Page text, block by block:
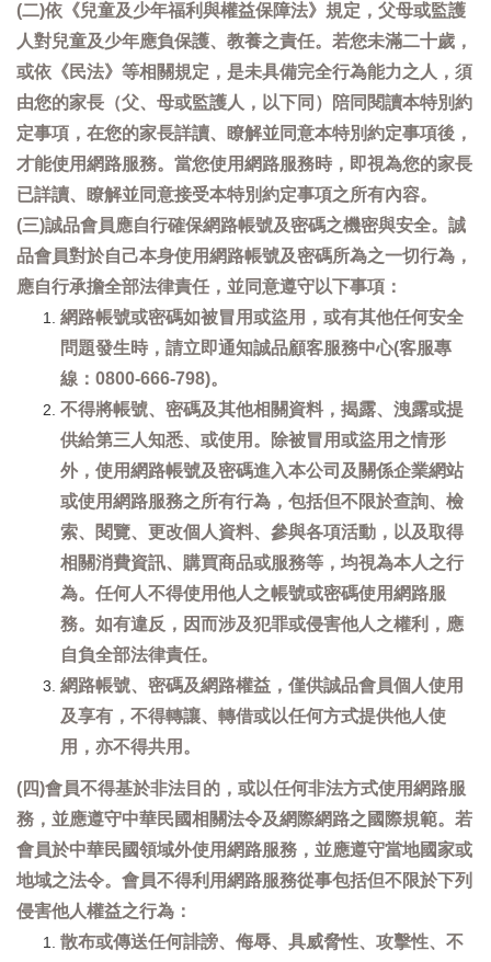
(二)依《兒童及少年福利與權益保障法》規定，父母或監護
人對兒童及少年應負保護、教養之責任。若您未滿二十歲，
或依《民法》等相關規定，是未具備完全行為能力之人，須
由您的家長（父、母或監護人，以下同）陪同閱讀本特別約
定事項，在您的家長詳讀、瞭解並同意本特別約定事項後，
才能使用網路服務。當您使用網路服務時，即視為您的家長
已詳讀、瞭解並同意接受本特別約定事項之所有內容。
(三)誠品會員應自行確保網路帳號及密碼之機密與安全。誠
品會員對於自己本身使用網路帳號及密碼所為之一切行為，
應自行承擔全部法律責任，並同意遵守以下事項：
網路帳號或密碼如被冒用或盜用，或有其他任何安全
問題發生時，請立即通知誠品顧客服務中心(客服專
線：0800-666-798)。
不得將帳號、密碼及其他相關資料，揭露、洩露或提
供給第三人知悉、或使用。除被冒用或盜用之情形
外，使用網路帳號及密碼進入本公司及關係企業網站
或使用網路服務之所有行為，包括但不限於查詢、檢
索、閱覽、更改個人資料、參與各項活動，以及取得
相關消費資訊、購買商品或服務等，均視為本人之行
為。任何人不得使用他人之帳號或密碼使用網路服
務。如有違反，因而涉及犯罪或侵害他人之權利，應
自負全部法律責任。
網路帳號、密碼及網路權益，僅供誠品會員個人使用
及享有，不得轉讓、轉借或以任何方式提供他人使
用，亦不得共用。
(四)會員不得基於非法目的，或以任何非法方式使用網路服
務，並應遵守中華民國相關法令及網際網路之國際規範。若
會員於中華民國領域外使用網路服務，並應遵守當地國家或
地域之法令。會員不得利用網路服務從事包括但不限於下列
侵害他人權益之行為：
散布或傳送任何誹謗、侮辱、具威脅性、攻擊性、不